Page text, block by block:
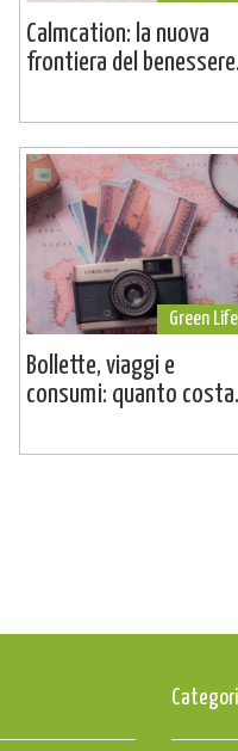
Calmcation: la nuova
frontiera del
Green Life
Bollette, viaggi e
consumi: quanto